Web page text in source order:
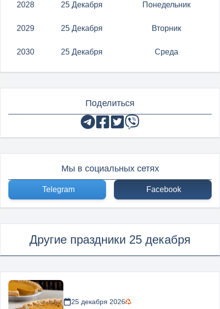
2028 25 Декабря Понедельник
2029 25 Декабря Вторник
2030 25 Декабря Среда
Поделиться
Мы в социальных сетях
Telegram Facebook
Другие праздники 25 декабря
25 декабря 2026